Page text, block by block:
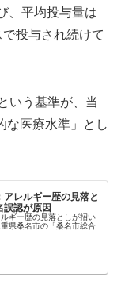
、平均投与量は
投与され続けて
いう基準が、当
な医療水準」とし
レルギー歴の見落と
誤認が原因
ギー歴の見落としが招い
県桑名市の「桑名市総合